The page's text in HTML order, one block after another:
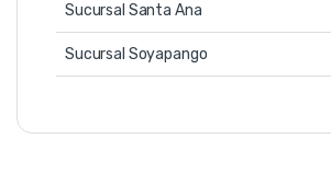
Sucursal Santa Ana
Sucursal Soyapango